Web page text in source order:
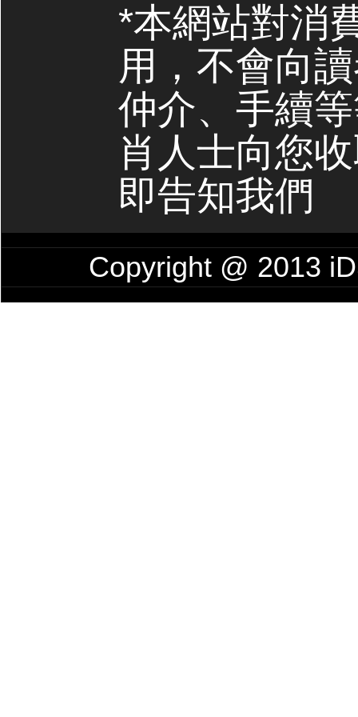
*本網站對消
用，不會向
仲介、手續
肖人士向您
即告知我們
Copyright @ 2013